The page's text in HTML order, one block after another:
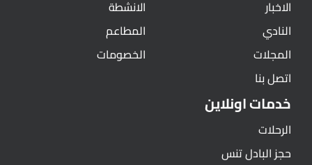
الاخبار
النادي
المجلات
اتصل بنا
الانشطة
المطاعم
الخصومات
خدمات اونلاين
الرحلات
حجز البادل تنس